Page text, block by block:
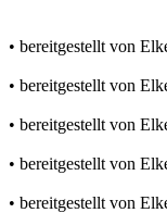
• bereitgestellt von
• bereitgestellt von
• bereitgestellt von
• bereitgestellt von
• bereitgestellt von